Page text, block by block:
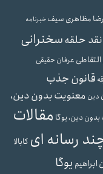
مظاهری سیفخبرنامه
حلقهسخنرانی
عرفان حقیقی
قانون جذب
دین معنویت بدون دین،
دین، یوگا مقالات
رسانه ای کابالا
یوگا